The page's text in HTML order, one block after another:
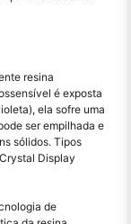
resina
é exposta
ela sofre uma
ser empilhada e
sólidos. Tipos
Display
de